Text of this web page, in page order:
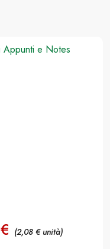
Appunti e Notes
(2,08 € unità)